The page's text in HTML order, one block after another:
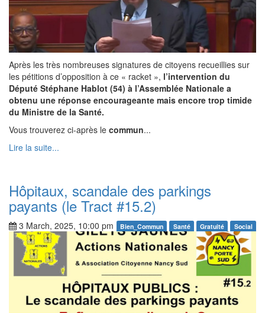
Après les très nombreuses signatures de citoyens recueillies sur
les pétitions d’opposition à ce « racket », l’intervention du
Député Stéphane Hablot (54) à l’Assemblée Nationale a
obtenu une réponse encourageante mais encore trop timide
du Ministre de la Santé.
Vous trouverez ci-après le commun...
Lire la suite...
Hôpitaux, scandale des parkings
payants (le Tract #15.2)
3 March, 2025, 10:00 pm Bien_Commun Santé Gratuité Social